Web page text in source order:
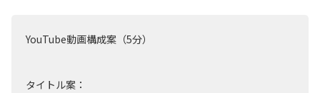
YouTube動画構成案（5分）
タイトル案：